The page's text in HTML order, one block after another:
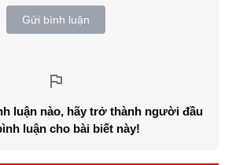
Gửi bình luận
luận nào, hãy trở thành người đầu
luận cho bài biết này!